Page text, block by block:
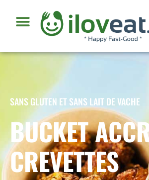
SANS GLUTEN ET SANS LAIT DE VACHE
BUCKET
CREVETTES